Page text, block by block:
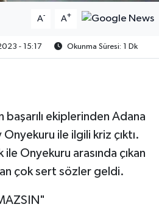
A- A+
- 15:17 Okunma Süresi: 1 Dk
ekiplerinden Adana
ile ilgili kriz çıktı.
ile Onyekuru arasında çıkan
çok sert sözler geldi.